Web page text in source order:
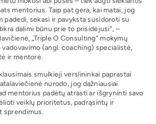
mentorius. Taip pat gera, kai matai, jog
padedi, sekasi ir pavyksta susidoroti su
dalimi būnu prie to prisidėjusi“, –
„Triple O Consulting” mokymų
(angl. coaching) specialistė,
ir mentorė.
smulkieji verslininkai paprastai
nurodo, jog dažniausiai
mentorius padėtų atrasti ar išgryninti savo
veiklų prioritetus, padrąsintų ir
sprendimus.